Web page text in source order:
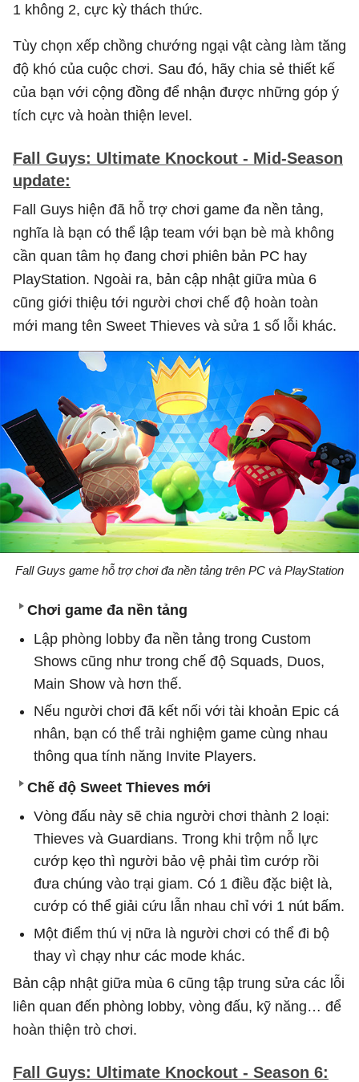
1 không 2, cực kỳ thách thức.
Tùy chọn xếp chồng chướng ngại vật càng làm tăng
độ khó của cuộc chơi. Sau đó, hãy chia sẻ thiết kế
của bạn với cộng đồng để nhận được những góp ý
tích cực và hoàn thiện level.
Fall Guys: Ultimate Knockout - Mid-Season
update:
Fall Guys hiện đã hỗ trợ chơi game đa nền tảng,
nghĩa là bạn có thể lập team với bạn bè mà không
cần quan tâm họ đang chơi phiên bản PC hay
PlayStation. Ngoài ra, bản cập nhật giữa mùa 6
cũng giới thiệu tới người chơi chế độ hoàn toàn
mới mang tên Sweet Thieves và sửa 1 số lỗi khác.
Fall Guys game hỗ trợ chơi đa nền tảng trên PC và PlayStation
Chơi game đa nền tảng
Lập phòng lobby đa nền tảng trong Custom
Shows cũng như trong chế độ Squads, Duos,
Main Show và hơn thế.
Nếu người chơi đã kết nối với tài khoản Epic cá
nhân, bạn có thể trải nghiệm game cùng nhau
thông qua tính năng Invite Players.
Chế độ Sweet Thieves mới
Vòng đấu này sẽ chia người chơi thành 2 loại:
Thieves và Guardians. Trong khi trộm nỗ lực
cướp kẹo thì người bảo vệ phải tìm cướp rồi
đưa chúng vào trại giam. Có 1 điều đặc biệt là,
cướp có thể giải cứu lẫn nhau chỉ với 1 nút bấm.
Một điểm thú vị nữa là người chơi có thể đi bộ
thay vì chạy như các mode khác.
Bản cập nhật giữa mùa 6 cũng tập trung sửa các lỗi
liên quan đến phòng lobby, vòng đấu, kỹ năng… để
hoàn thiện trò chơi.
Fall Guys: Ultimate Knockout - Season 6: